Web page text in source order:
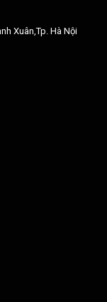
Xuân,Tp. Hà Nội